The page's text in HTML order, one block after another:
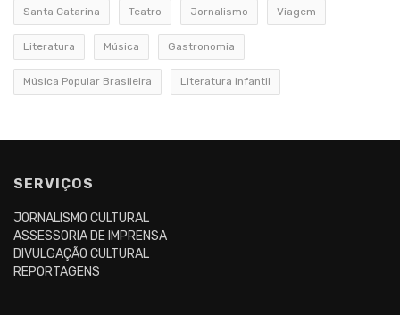
Santa Catarina Teatro Jornalismo Viagem
Literatura Música Gastronomia
Música Popular Brasileira Literatura infantil
SERVIÇOS
JORNALISMO CULTURAL
ASSESSORIA DE IMPRENSA
DIVULGAÇÃO CULTURAL
REPORTAGENS